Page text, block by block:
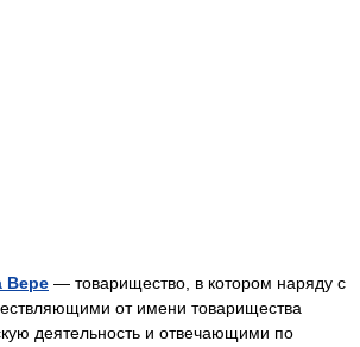
Вере — товарищество, в котором наряду с
от имени товарищества
деятельность и отвечающими по